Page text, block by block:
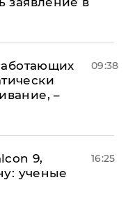
–
09:38
9,
ученые
16:25